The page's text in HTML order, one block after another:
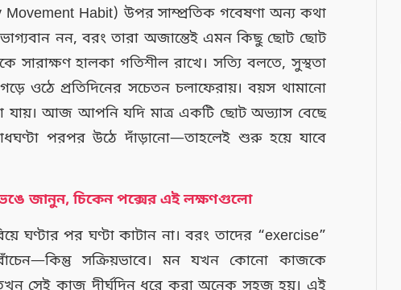
Movement Habit) উপর সাম্প্রতিক গবেষণা অন্য কথা
নন, বরং তারা অজান্তেই এমন কিছু ছোট ছোট
সারাক্ষণ হালকা গতিশীল রাখে। সত্যি বলতে, সুস্থতা
ওঠে প্রতিদিনের সচেতন চলাফেরায়। বয়স থামানো
যায়। আজ আপনি যদি মাত্র একটি ছোট অভ্যাস বেছে
পরপর উঠে দাঁড়ানো—তাহলেই শুরু হয়ে যাবে
জানুন, চিকেন পক্সের এই লক্ষণগুলো
ঘণ্টার পর ঘণ্টা কাটান না। বরং তাদের “exercise”
সক্রিয়ভাবে। মন যখন কোনো কাজকে